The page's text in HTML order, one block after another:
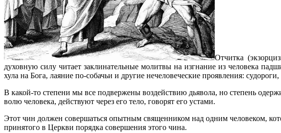
Отчитка
духовную силу читает заклинательные молитвы на изгнание из человека
хула на Бога, лаяние по-собачьи и другие нечеловеческие проявления:
В какой-то степени мы все подвержены воздействию дьявола, но степень
волю человека, действуют через его тело, говорят его устами.
Этот чин должен совершаться опытным священником над одним человеком,
принятого в Церкви порядка совершения этого чина.